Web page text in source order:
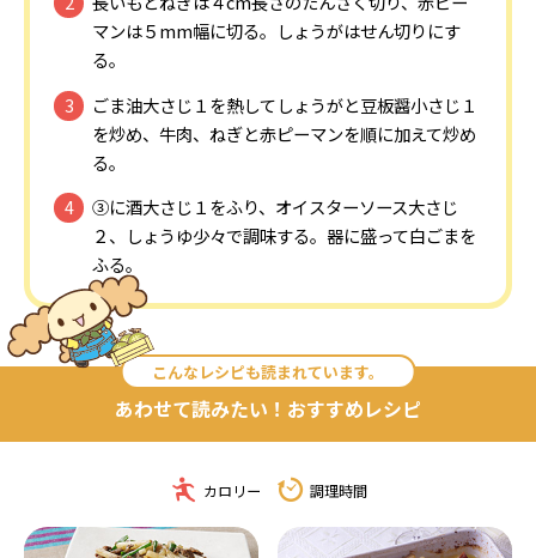
マンは５mm幅に切る。しょうがはせん切りにす
る。
ごま油大さじ１を熱してしょうがと豆板醤小さじ１
を炒め、牛肉、ねぎと赤ピーマンを順に加えて炒め
る。
③に酒大さじ１をふり、オイスターソース大さじ
２、しょうゆ少々で調味する。器に盛って白ごまを
ふる。
こんなレシピも読まれています。
あわせて読みたい！おすすめレシピ
カロリー 調理時間